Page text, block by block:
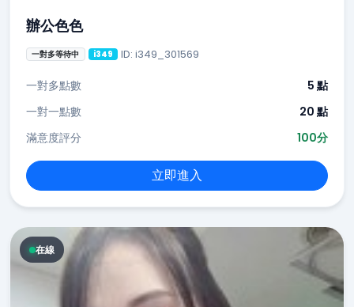
辦公色色
一對多等待中 i349 ID: i349_301569
一對多點數
5 點
一對一點數
20 點
滿意度評分
100分
立即進入
在線